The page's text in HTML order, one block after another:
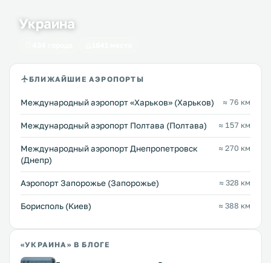
Украина
БЛИЖАЙШИЕ АЭРОПОРТЫ
Международный аэропорт «Харьков» (Харьков) ≈ 76 км
Международный аэропорт Полтава (Полтава) ≈ 157 км
Международный аэропорт Днепропетровск
(Днепр)
≈ 270 км
Аэропорт Запорожье (Запорожье) ≈ 328 км
Борисполь (Киев) ≈ 388 км
«УКРАИНА» В БЛОГЕ